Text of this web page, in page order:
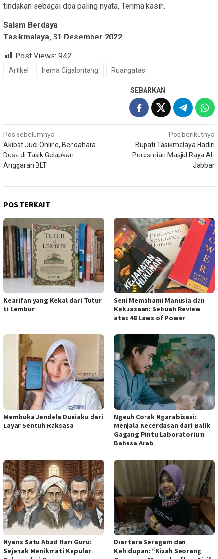
tindakan sebagai doa paling nyata. Terima kasih.
Salam Berdaya
Tasikmalaya, 31 Desember 2022
Post Views: 942
Artikel Irema Cigalontang Ruangatas
SEBARKAN
Navigasi
pos
Pos sebelumnya
Akibat Judi Online, Bendahara
Desa di Tasik Gelapkan
Anggaran BLT
Pos berikutnya
Bupati Tasikmalaya Hadiri
Peresmian Masjid Raya Al-
Jabbar
POS TERKAIT
Kearifan yang Kekal dari Tutur
ti Lembur
Seni Memahami Manusia dan
Kekuasaan: Sebuah Review
atas 48 Laws of Power
Membuka Jendela Duniaku dari
Layar Sentuh Raksasa
Ngeuh Corak Ngarabisasi:
Menjala Kecerdasan dari Balik
Gagang Pintu Laboratorium
Bahasa Arab
Nyaris Satu Abad Hari Guru:
Sejenak Menikmati Kepulan
Diantara Seragam dan
Kehidupan: “Kisah Seorang